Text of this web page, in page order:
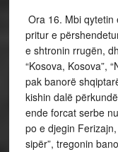
Ora 16. Mbi qytetin
pritur e
e shtronin rrugën,
“Kosova, Kosova”,
pak banorë
kishin dalë
ende forcat serbe
po e djegin
sipër”, tregonin